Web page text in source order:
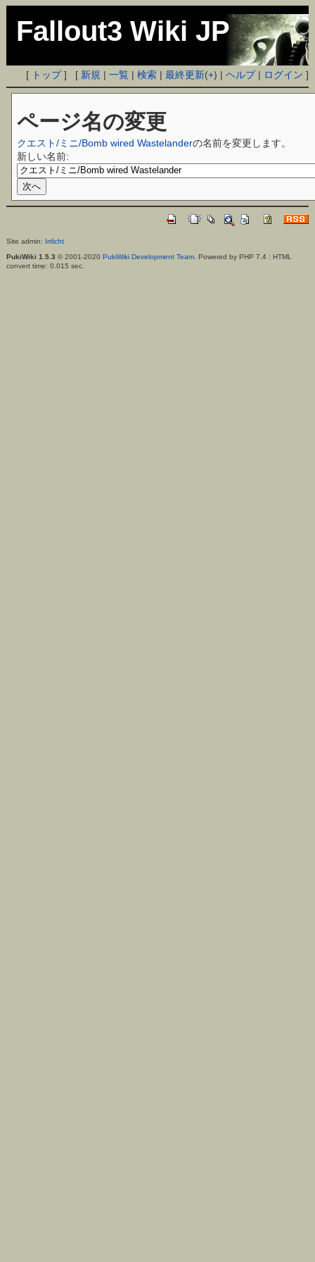
Fallout3 Wiki JP
[ トップ] [ 新規 |一覧 |検索 |最終更新(+) |ヘルプ| ログイン ]
ページ名の変更
クエスト/ミニ/Bomb wired Wastelanderの名前を変更します。
新しい名前:
Site admin: Irrlicht
PukiWiki 1.5.3 © 2001-2020 PukiWiki Development Team. Powered by PHP 7.4 : HTML
convert time: 0.015 sec.